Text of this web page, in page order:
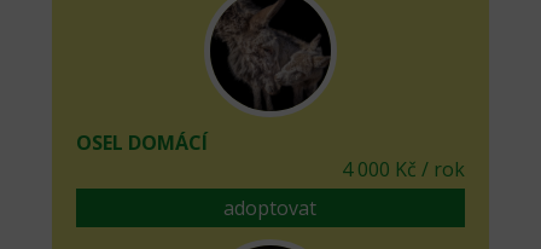
OSEL DOMÁCÍ
4 000 Kč / rok
adoptovat